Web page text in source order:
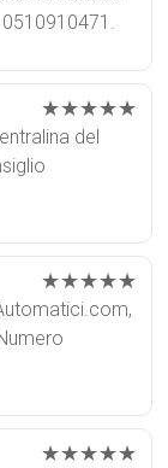
★★★★★
del
★★★★★
★★★★★